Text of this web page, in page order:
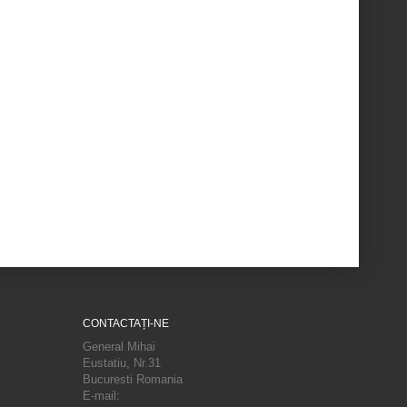
CONTACTAȚI-NE
General Mihai
Eustatiu, Nr.31
Bucuresti Romania
E-mail: